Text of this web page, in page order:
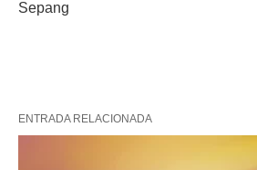
Sepang
ENTRADA RELACIONADA